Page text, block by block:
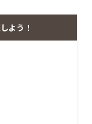
よう！